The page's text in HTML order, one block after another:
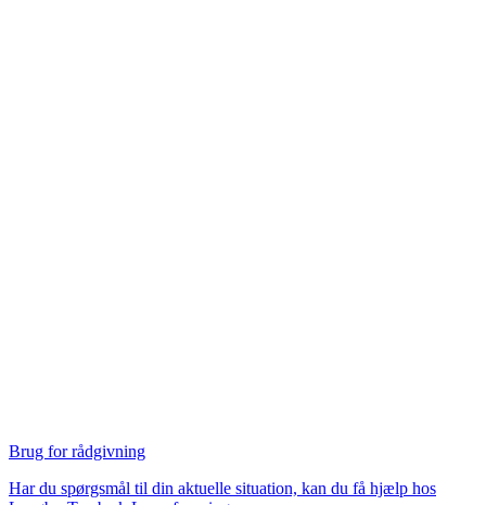
Brug for rådgivning
Har du spørgsmål til din aktuelle situation, kan du få hjælp hos